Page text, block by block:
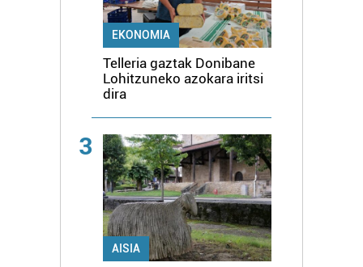
EKONOMIA
Telleria gaztak Donibane
Lohitzuneko azokara iritsi
dira
3
AISIA